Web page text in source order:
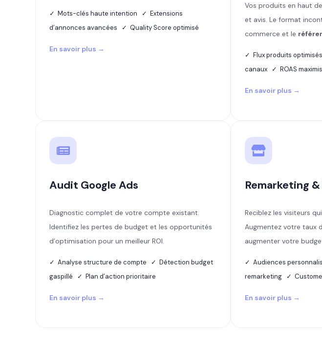
✓ Mots-clés haute intention ✓ Extensions
d’annonces avancées ✓ Quality Score optimisé
En savoir plus →
Vos produits en haut
et avis. Le format
commerce et le
✓ Flux produits
canaux ✓ ROAS
En savoir plus →
Audit Google Ads
Diagnostic complet de votre compte existant.
Identifiez les pertes de budget et les opportunités
d’optimisation pour un meilleur ROI.
✓ Analyse structure de compte ✓ Détection budget
gaspillé ✓ Plan d’action prioritaire
En savoir plus →
Remarketing
Reciblez les visiteurs
Augmentez votre taux
augmenter votre
✓ Audiences
remarketing ✓
En savoir plus →